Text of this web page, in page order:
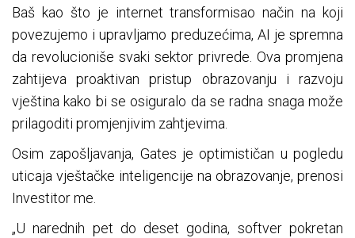
Baš kao što je internet transformisao način na koji
povezujemo i upravljamo preduzećima, AI je spremna
da revolucioniše svaki sektor privrede. Ova promjena
zahtijeva proaktivan pristup obrazovanju i razvoju
vještina kako bi se osiguralo da se radna snaga može
prilagoditi promjenjivim zahtjevima.
Osim zapošljavanja, Gates je optimističan u pogledu
uticaja vještačke inteligencije na obrazovanje, prenosi
Investitor me.
„U narednih pet do deset godina, softver pokretan